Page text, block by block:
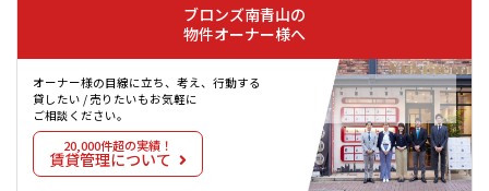
が非常に良いです。防音設備がしっかりしていますので、楽器を弾く
ことができます。宅配ボックスがございますので、普段忙しく荷物を
受け取れない方にとってはとても助かります。敷地内にごみ置き場が
ありますので、いつでもごみを捨てられます。
ブロンズ南青山の
物件オーナー様へ
オーナー様の目線に立ち、考え、行動する
貸したい / 売りたいもお気軽に
ご相談ください。
20,000件超の実績！
賃貸管理について